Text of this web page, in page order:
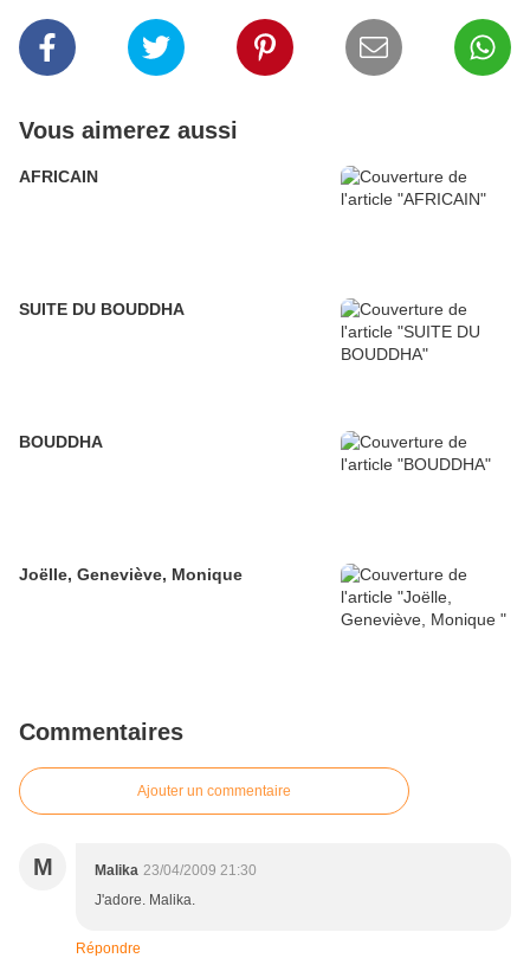
Vous aimerez aussi
AFRICAIN
SUITE DU BOUDDHA
BOUDDHA
Joëlle, Geneviève, Monique
Commentaires
Ajouter un commentaire
M Malika 23/04/2009 21:30
J'adore. Malika.
Répondre